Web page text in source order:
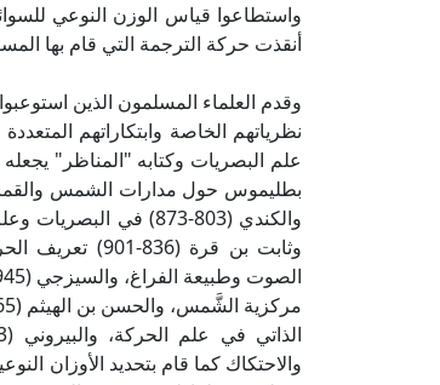
واستطاعوا قياس الوزن النوعي
أنقذت حركة الترجمة التي قام بها
وقدم العلماء المسلمون الذين
نظرياتهم الخاصة وابتكاراتهم
والاحتكاك كما قام بتحديد الأوزان